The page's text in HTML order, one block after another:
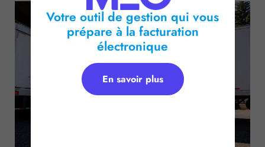
Votre outil de gestion qui vous
prépare à la facturation
électronique
En savoir plus